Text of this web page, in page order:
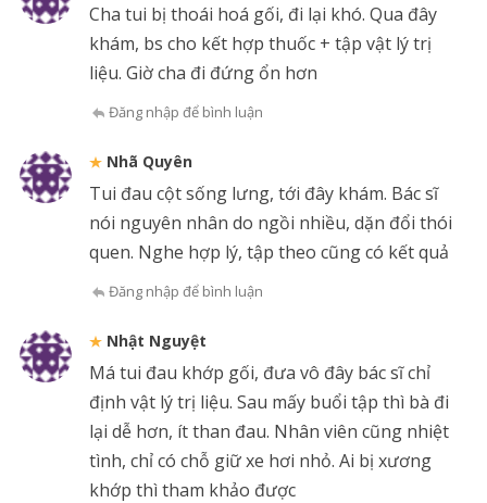
Cha tui bị thoái hoá gối, đi lại khó. Qua đây
khám, bs cho kết hợp thuốc + tập vật lý trị
liệu. Giờ cha đi đứng ổn hơn
Đăng nhập để bình luận
Nhã Quyên
Tui đau cột sống lưng, tới đây khám. Bác sĩ
nói nguyên nhân do ngồi nhiều, dặn đổi thói
quen. Nghe hợp lý, tập theo cũng có kết quả
Đăng nhập để bình luận
Nhật Nguyệt
Má tui đau khớp gối, đưa vô đây bác sĩ chỉ
định vật lý trị liệu. Sau mấy buổi tập thì bà đi
lại dễ hơn, ít than đau. Nhân viên cũng nhiệt
tình, chỉ có chỗ giữ xe hơi nhỏ. Ai bị xương
khớp thì tham khảo được